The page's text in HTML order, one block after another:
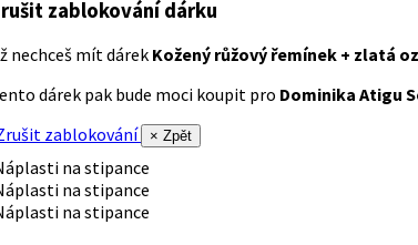
zablokování dárku
nechceš mít dárek Kožený růžový řemínek + zlatá
dárek pak bude moci koupit pro Dominika Atigu
zablokování
× Zpět